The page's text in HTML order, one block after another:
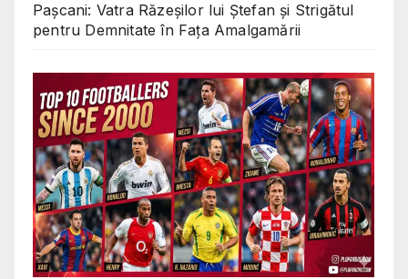
Pașcani: Vatra Răzeșilor lui Ștefan și Strigătul
pentru Demnitate în Fața Amalgamării